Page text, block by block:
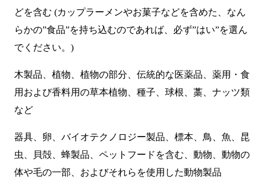
どを含む (カップラーメンやお菓子などを含めた、なん
らかの”食品”を持ち込むのであれば、必ず”はい”を選ん
でください。)
木製品、植物、植物の部分、伝統的な医薬品、薬用・食
用および香料用の草本植物、種子、球根、藁、ナッツ類
など
器具、卵、バイオテクノロジー製品、標本、鳥、魚、昆
虫、貝殻、蜂製品、ペットフードを含む、動物、動物の
体や毛の一部、およびそれらを使用した動物製品